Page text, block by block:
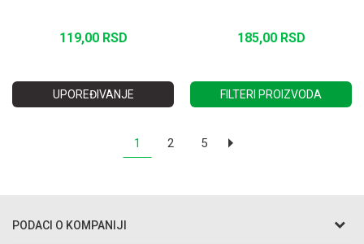
119,00 RSD 185,00 RSD
UPOREĐIVANJE FILTERI PROIZVODA
1 2 5
PODACI O KOMPANIJI